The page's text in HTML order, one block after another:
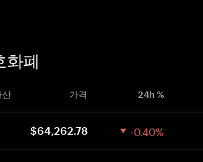
화폐
산 가격 24h %
$64,262.78 -0.40%